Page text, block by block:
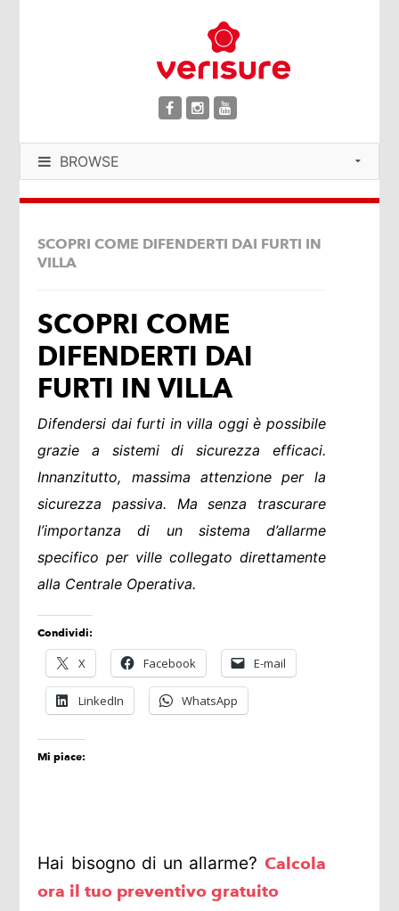
BROWSE
SCOPRI COME DIFENDERTI DAI FURTI IN
VILLA
SCOPRI COME
DIFENDERTI DAI
FURTI IN VILLA
Difendersi dai furti in villa oggi è possibile
grazie a sistemi di sicurezza efficaci.
Innanzitutto, massima attenzione per la
sicurezza passiva. Ma senza trascurare
l’importanza di un sistema d’allarme
specifico per ville collegato direttamente
alla Centrale Operativa.
Condividi:
X Facebook E-mail
LinkedIn WhatsApp
Mi piace:
Hai bisogno di un allarme? Calcola
ora il tuo preventivo gratuito